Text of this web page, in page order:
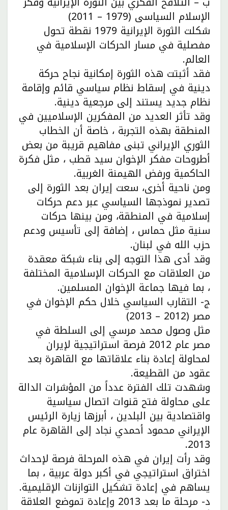
الإسلام السياسى (1979 – 2011)
شكلت الثورة الإيرانية 1979 نقطة تحول
مفصلية في مسار الحركات الإسلامية في
العالم.
فقد أثبتت هذه الثورة إمكانية نجاح حركة
دينية في إسقاط نظام سياسي قائم وإقامة
نظام جديد يستند إلى مرجعية دينية.
وقد تأثر العديد من المفكرين الإسلاميين في
المنطقة بهذه التجربة ، خاصة أن الخطاب
الثوري الإيراني تبنى مفاهيم قريبة من بعض
أطروحات مفكر الإخوان سيد قطب ، مثل فكرة
الحاكمية ورفض الهيمنة الغربية.
ومن ناحية أخرى، سعت إيران بعد الثورة إلى
تصدير نموذجها السياسي عبر دعم حركات
إسلامية في المنطقة، ومن بينها حركات
سنية مثل حماس ، إضافة إلى تأسيس ودعم
حزب الله في لبنان.
وقد أدى هذا التوجه إلى بناء شبكة معقدة
من العلاقات مع الحركات الإسلامية المختلفة
، بما فيها جماعة الإخوان المسلمين.
ج- التقارب السياسي خلال حكم الإخوان في
مصر (2012 – 2013)
مثل وصول محمد مرسي إلى السلطة في
مصر عام 2012 فرصة استراتيجية لإيران
لمحاولة إعادة بناء علاقاتها مع القاهرة بعد
عقود من القطيعة.
وشهدت تلك الفترة عدداً من المؤشرات الدالة
على محاولة فتح قنوات اتصال سياسية
واقتصادية بين البلدين ، أبرزها زيارة الرئيس
الإيراني محمود أحمدي نجاد إلى القاهرة عام
2013.
وقد رأت إيران في هذه المرحلة فرصة لإحداث
اختراق استراتيجي في أكبر دولة عربية ، بما
يساهم في إعادة تشكيل التوازنات الإقليمية.
د- مرحلة ما بعد 2013 وإعادة تموضع العلاقة